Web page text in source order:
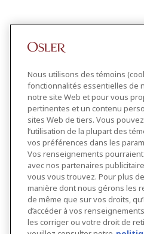
Nous utilisons des témoins
fonctionnalités essentielles de
notre site Web et pour vous
pertinentes et un contenu
sites Web de tiers. Vous
l’utilisation de la plupart des
vos préférences dans les
Vos renseignements
avec nos partenaires
vous vous trouvez. Pour plus
manière dont nous gérons les
de même que sur vos droits,
d’accéder à vos
les corriger ou votre droit de